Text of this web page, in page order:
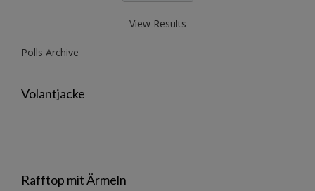
View Results
Polls Archive
Volantjacke
Rafftop mit Ärmeln